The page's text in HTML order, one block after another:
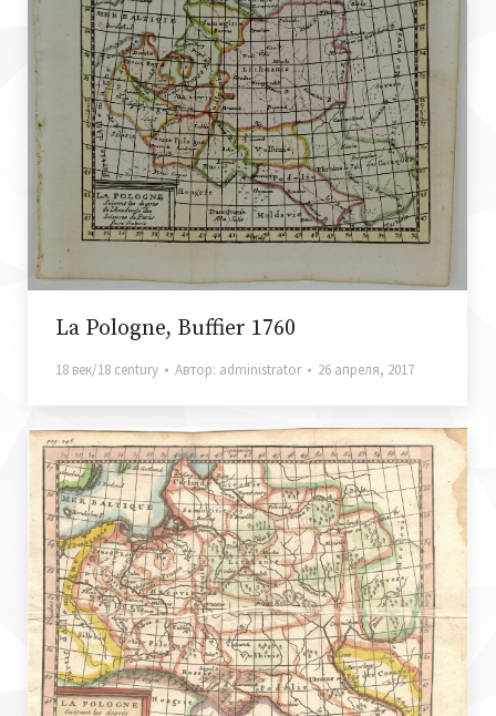
La Pologne, Buffier 1760
18 век/18 century Автор: administrator 26 апреля, 2017